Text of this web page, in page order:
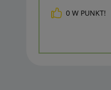
0 W PUNKT!